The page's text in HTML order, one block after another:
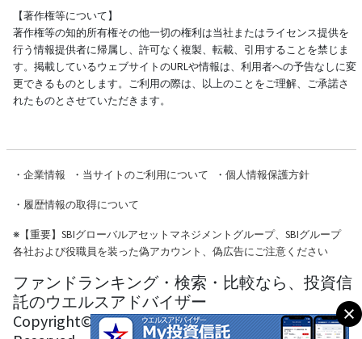
【著作権等について】
著作権等の知的所有権その他一切の権利は当社またはライセンス提供を
行う情報提供者に帰属し、許可なく複製、転載、引用することを禁じま
す。掲載しているウェブサイトのURLや情報は、利用者への予告なしに変
更できるものとします。ご利用の際は、以上のことをご理解、ご承諾さ
れたものとさせていただきます。
・ 企業情報 ・ 当サイトのご利用について ・ 個人情報保護方針
・ 履歴情報の取得について
※【重要】SBIグローバルアセットマネジメントグループ、SBIグループ
各社および役職員を装った偽アカウント、偽広告にご注意ください
ファンドランキング・検索・比較なら、投資信
託のウエルスアドバイザー
Copyright© Wealth Advisor Co., Ltd. All Rights